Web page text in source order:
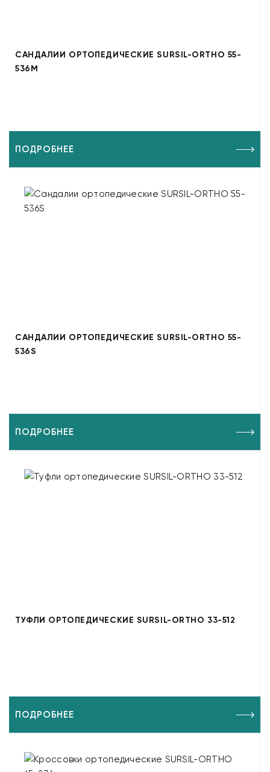
САНДАЛИИ ОРТОПЕДИЧЕСКИЕ SURSIL-ORTHO 55-
536M
ПОДРОБНЕЕ
САНДАЛИИ ОРТОПЕДИЧЕСКИЕ SURSIL-ORTHO 55-
536S
ПОДРОБНЕЕ
ТУФЛИ ОРТОПЕДИЧЕСКИЕ SURSIL-ORTHO 33-512
ПОДРОБНЕЕ